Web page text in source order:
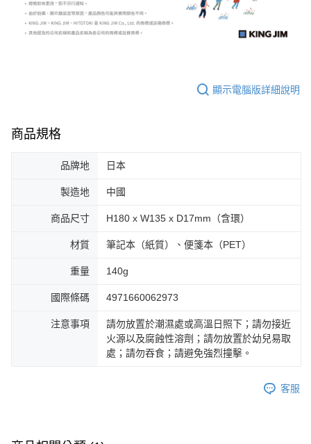
顯示電腦版詳細說明
商品規格
品牌地 日本
製造地 中國
商品尺寸 H180 x W135 x D17mm（含環）
材質 筆記本（紙質）、便箋本（PET）
重量 140g
國際條碼 4971660062973
注意事項
請勿放置於潮濕處或高溫日照下；請勿接近
火源以及腐蝕性溶劑；請勿放置於幼兒易取
處；請勿吞食；請避免強烈撞擊。
客服